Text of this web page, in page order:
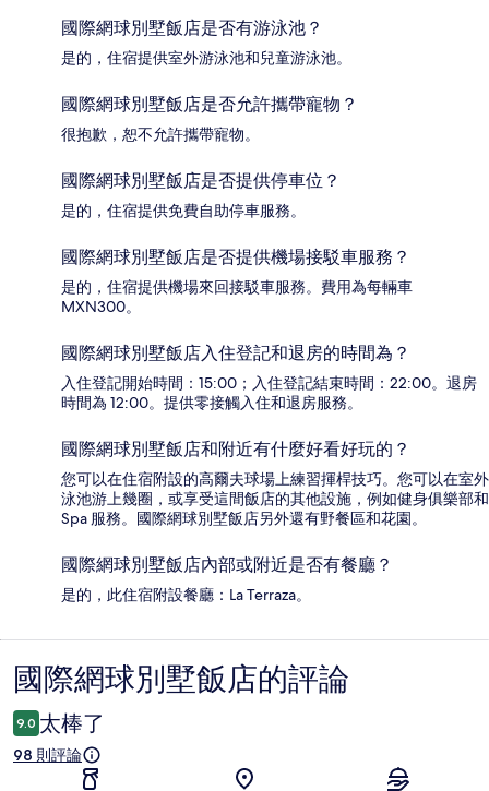
國際網球別墅飯店是否有游泳池？
是的，住宿提供室外游泳池和兒童游泳池。
國際網球別墅飯店是否允許攜帶寵物？
很抱歉，恕不允許攜帶寵物。
國際網球別墅飯店是否提供停車位？
是的，住宿提供免費自助停車服務。
國際網球別墅飯店是否提供機場接駁車服務？
是的，住宿提供機場來回接駁車服務。費用為每輛車
MXN300。
國際網球別墅飯店入住登記和退房的時間為？
入住登記開始時間：15:00；入住登記結束時間：22:00。退房
時間為 12:00。提供零接觸入住和退房服務。
國際網球別墅飯店和附近有什麼好看好玩的？
您可以在住宿附設的高爾夫球場上練習揮桿技巧。您可以在室外
泳池游上幾圈，或享受這間飯店的其他設施，例如健身俱樂部和
Spa 服務。國際網球別墅飯店另外還有野餐區和花園。
國際網球別墅飯店內部或附近是否有餐廳？
是的，此住宿附設餐廳：La Terraza。
評
論
國際網球別墅飯店的評論
9.0 太棒了
98 則評論